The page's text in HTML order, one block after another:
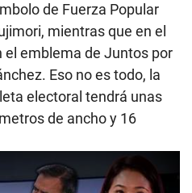
de Fuerza Popular
mientras que en el
el emblema de Juntos por
Eso no es todo, la
electoral tendrá unas
de ancho y 16